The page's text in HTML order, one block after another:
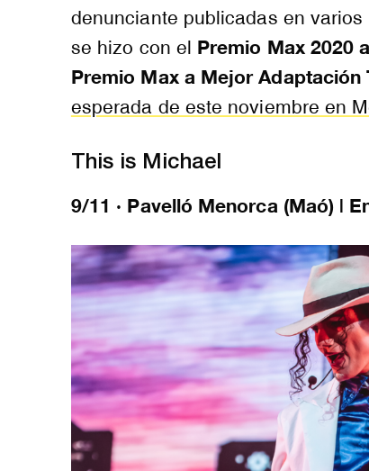
denunciante publicadas en
se hizo con el Premio Max 2020
Premio Max a Mejor Adaptación
esperada de este noviembre en
This is Michael
9/11 · Pavelló Menorca (Maó) |